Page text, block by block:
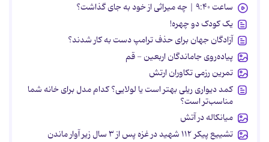
ساعت ۹:۴۰ | چه میراثی از خود به جای گذاشت؟
یک کودک دو چهره!
آزادگان جهان برای حذف ترامپ دست به کار شدند؟
پیاده‌روی جاماندگان اربعین - قم
تمرین رزمی تکاوران ارتش
کمد دیواری ریلی بهتر است یا لولایی؟ کدام مدل برای خانه شما
مناسب‌تر است؟
میانکاله در آتش
تشییع پیکر ۱۱۲ شهید در غزه پس از ۳ سال زیر آوار ماندن